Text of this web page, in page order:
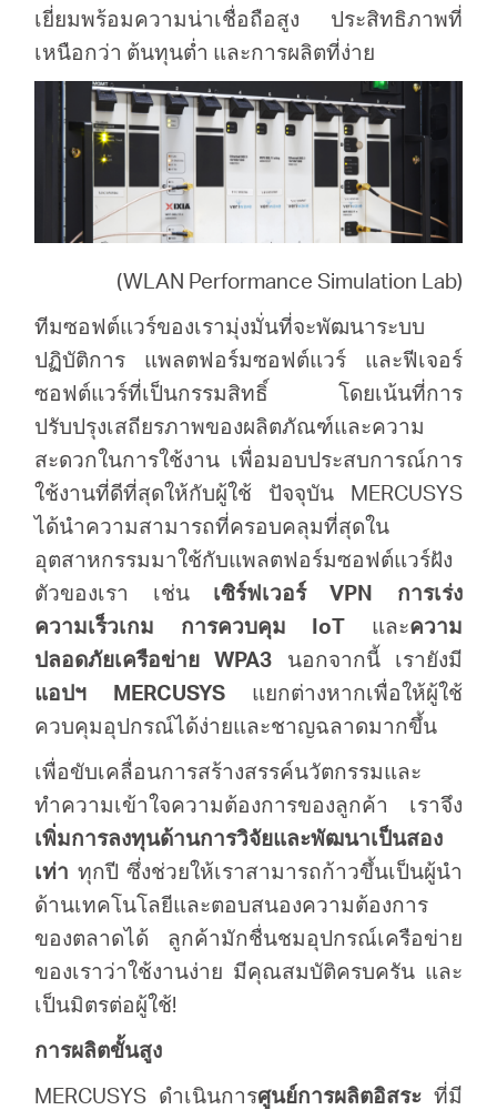
เยี่ยมพร้อมความน่าเชื่อถือสูง ประสิทธิภาพที่
เหนือกว่า ต้นทุนต่ำ และการผลิตที่ง่าย
(WLAN Performance Simulation Lab)
ทีมซอฟต์แวร์ของเรามุ่งมั่นที่จะพัฒนาระบบ
ปฏิบัติการ แพลตฟอร์มซอฟต์แวร์ และฟีเจอร์
ซอฟต์แวร์ที่เป็นกรรมสิทธิ์ โดยเน้นที่การ
ปรับปรุงเสถียรภาพของผลิตภัณฑ์และความ
สะดวกในการใช้งาน เพื่อมอบประสบการณ์การ
ใช้งานที่ดีที่สุดให้กับผู้ใช้ ปัจจุบัน MERCUSYS
ได้นำความสามารถที่ครอบคลุมที่สุดใน
อุตสาหกรรมมาใช้กับแพลตฟอร์มซอฟต์แวร์ฝัง
ตัวของเรา เช่นเซิร์ฟเวอร์ VPN การเร่ง
ความเร็วเกม การควบคุม IoT และความ
ปลอดภัยเครือข่าย WPA3 นอกจากนี้ เรายังมี
แอปฯ MERCUSYS แยกต่างหากเพื่อให้ผู้ใช้
ควบคุมอุปกรณ์ได้ง่ายและชาญฉลาดมากขึ้น
เพื่อขับเคลื่อนการสร้างสรรค์นวัตกรรมและ
ทำความเข้าใจความต้องการของลูกค้า เราจึง
เพิ่มการลงทุนด้านการวิจัยและพัฒนาเป็นสอง
เท่า ทุกปี ซึ่งช่วยให้เราสามารถก้าวขึ้นเป็นผู้นำ
ด้านเทคโนโลยีและตอบสนองความต้องการ
ของตลาดได้ ลูกค้ามักชื่นชมอุปกรณ์เครือข่าย
ของเราว่าใช้งานง่าย มีคุณสมบัติครบครัน และ
เป็นมิตรต่อผู้ใช้!
การผลิตขั้นสูง
MERCUSYS ดำเนินการศูนย์การผลิตอิสระ ที่มี